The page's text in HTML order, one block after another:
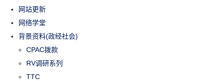
网站更新
网络学堂
背景资料(政经社会)
CPAC拨款
RV调研系列
TTC